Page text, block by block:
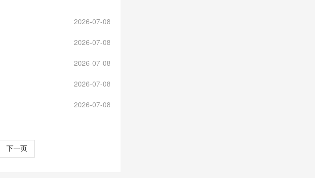
2026-07-08
2026-07-08
2026-07-08
2026-07-08
2026-07-08
下一页